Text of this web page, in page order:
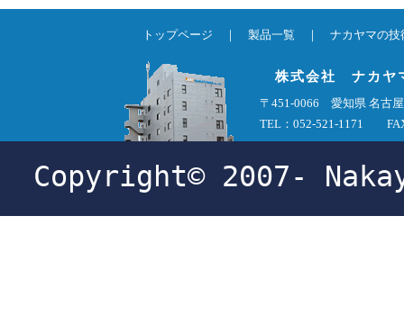
トップページ ｜製品一覧 ｜ナカヤマの技
株式会社 ナカヤ
〒451-0066 愛知県 名古
TEL：052-521-1171
Copyright© 2007-